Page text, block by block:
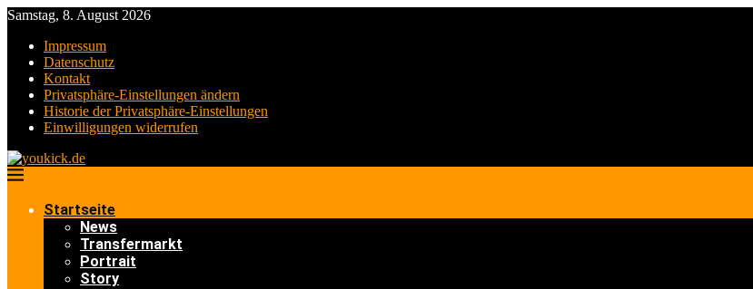
Samstag, 8. August 2026
Impressum
Datenschutz
Kontakt
Privatsphäre-Einstellungen ändern
Historie der Privatsphäre-Einstellungen
Einwilligungen widerrufen
Startseite
News
Transfermarkt
Portrait
Story